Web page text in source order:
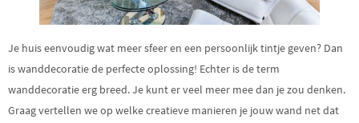
Je huis eenvoudig wat meer sfeer en een persoonlijk tintje geven? Dan
is wanddecoratie de perfecte oplossing! Echter is de term
wanddecoratie erg breed. Je kunt er veel meer mee dan je zou denken.
Graag vertellen we op welke creatieve manieren je jouw wand net dat